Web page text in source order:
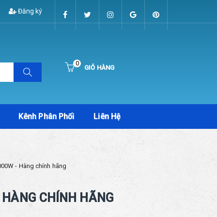
Đăng ký
GIỎ HÀNG
0
Kênh Phân Phối Liên Hệ
- Hàng chính hãng
CHÍNH HÃNG